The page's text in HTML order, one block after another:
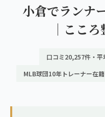
姿勢矯正
ゴルフ
立川エリア（2院）
広島エリア（4院）
お知らせ
小倉でランナ
｜ここ
口コミ20,257件・平
MLB球団10年トレーナー在籍